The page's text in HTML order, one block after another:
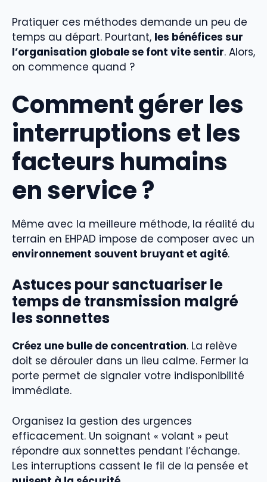
Pratiquer ces méthodes demande un peu de
temps au départ. Pourtant, les bénéfices sur
l’organisation globale se font vite sentir. Alors,
on commence quand ?
Comment gérer les
interruptions et les
facteurs humains
en service ?
Même avec la meilleure méthode, la réalité du
terrain en EHPAD impose de composer avec un
environnement souvent bruyant et agité.
Astuces pour sanctuariser le
temps de transmission malgré
les sonnettes
Créez une bulle de concentration. La relève
doit se dérouler dans un lieu calme. Fermer la
porte permet de signaler votre indisponibilité
immédiate.
Organisez la gestion des urgences
efficacement. Un soignant « volant » peut
répondre aux sonnettes pendant l’échange.
Les interruptions cassent le fil de la pensée et